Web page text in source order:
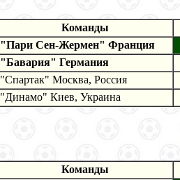
Команды
"Пари Сен-Жермен" Франция
"Бавария" Германия
"Спартак" Москва, Россия
"Динамо" Киев, Украина
Команды